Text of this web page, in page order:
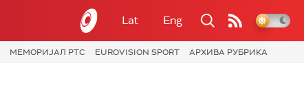
Lat Eng
МЕМОРИЈАЛ РТС EUROVISION SPORT АРХИВА РУБРИКА